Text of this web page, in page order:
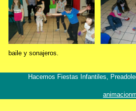
baile y sonajeros.
Hacemos Fiestas Infantiles,